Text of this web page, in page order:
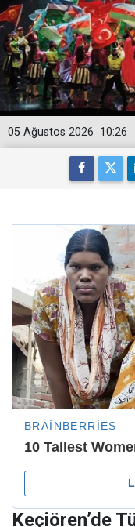
10:26
05 Ağustos 2026
Keçiören’de